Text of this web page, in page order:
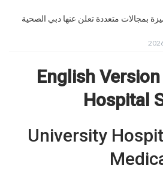
بمجالات متعددة تعلن عنها دبي الصحية
English
Hospital
University